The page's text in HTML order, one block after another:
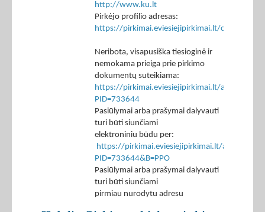
http://www.ku.lt
Pirkėjo profilio adresas:
https://pirkimai.eviesiejipirkimai.lt/ctm/
Neribota, visapusiška tiesioginė ir
nemokama prieiga prie pirkimo
dokumentų suteikiama:
https://pirkimai.eviesiejipirkimai.lt/app/rfq/
PID=733644
Pasiūlymai arba prašymai dalyvauti
turi būti siunčiami
elektroniniu būdu per:
https://pirkimai.eviesiejipirkimai.lt/app/rfq/
PID=733644&B=PPO
Pasiūlymai arba prašymai dalyvauti
turi būti siunčiami
pirmiau nurodytu adresu